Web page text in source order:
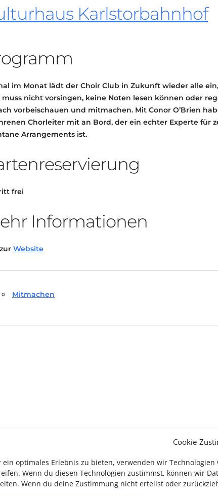
Cookie-
ein optimales Erlebnis zu bieten, verwenden wir
Wenn du diesen Technologien zustimmst, können wir
Wenn du deine Zustimmung nicht erteilst oder
KONTAKT
KULTURPASS
Karlstorbahnhof
im Monat lädt der Choir Club in Zukunft wieder alle
muss nicht vorsingen, keine Noten lesen können oder
vorbeischauen und mitmachen. Mit Conor O’Brien
Chorleiter mit an Bord, der ein echter Experte für
Arrangements ist.
frei
Informationen
Website
Mitmachen